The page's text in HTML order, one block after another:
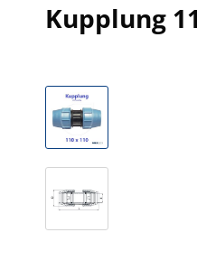
Kupplung